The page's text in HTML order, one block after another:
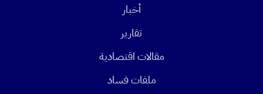
أخبار
تقارير
مقالات اقتصادية
ملفات فساد